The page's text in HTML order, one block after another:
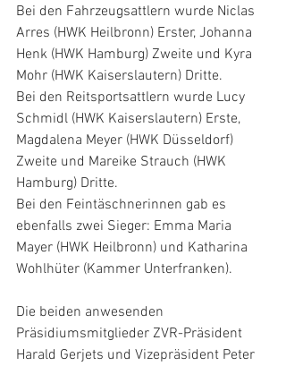
Bei den Fahrzeugsattlern wurde Niclas
Arres (HWK Heilbronn) Erster, Johanna
Henk (HWK Hamburg) Zweite und Kyra
Mohr (HWK Kaiserslautern) Dritte.
Bei den Reitsportsattlern wurde Lucy
Schmidl (HWK Kaiserslautern) Erste,
Magdalena Meyer (HWK Düsseldorf)
Zweite und Mareike Strauch (HWK
Hamburg) Dritte.
Bei den Feintäschnerinnen gab es
ebenfalls zwei Sieger: Emma Maria
Mayer (HWK Heilbronn) und Katharina
Wohlhüter (Kammer Unterfranken).
Die beiden anwesenden
Präsidiumsmitglieder ZVR-Präsident
Harald Gerjets und Vizepräsident Peter